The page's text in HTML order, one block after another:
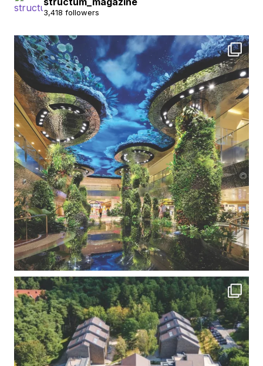
3,418 followers